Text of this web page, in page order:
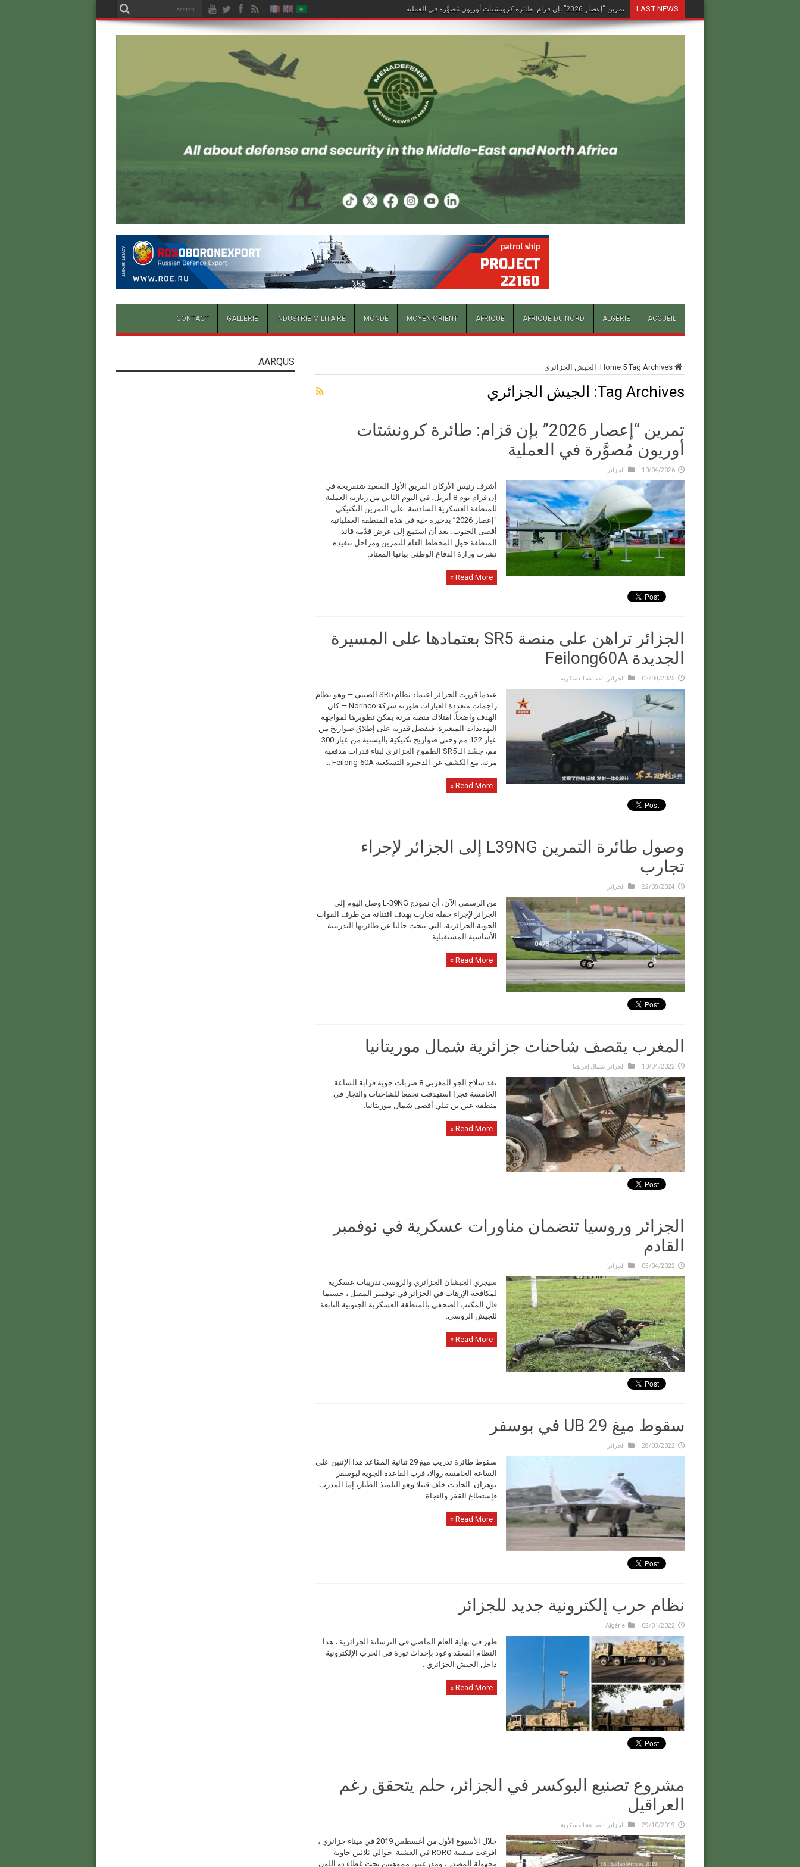
LAST NEWS تمرين “إعصار 2026” بإن قزام: طائرة كرونشتات أوريون مُصوَّرة في العملية
ACCUEIL
ALGÉRIE
AFRIQUE DU NORD
AFRIQUE
MOYEN-ORIENT
MONDE
INDUSTRIE MILITAIRE
GALLERIE
CONTACT
Home5Tag Archives: الجيش الجزائري
Tag Archives: الجيش الجزائري
تمرين “إعصار 2026” بإن قزام: طائرة كرونشتات
أوريون مُصوَّرة في العملية
10/04/2026 الجزائر
أشرف رئيس الأركان الفريق الأول السعيد شنقريحة في
إن قزام يوم 8 أبريل، في اليوم الثاني من زيارته العملية
للمنطقة العسكرية السادسة. على التمرين التكتيكي
“إعصار 2026” بذخيرة حية في هذه المنطقة العملياتية
أقصى الجنوب، بعد أن استمع إلى عرض قدّمه قائد
المنطقة حول المخطط العام للتمرين ومراحل تنفيذه.
نشرت وزارة الدفاع الوطني بيانها المعتاد.
Read More »
الجزائر تراهن على منصة SR5 بعتمادها على المسيرة
الجديدة Feilong60A
02/08/2025 الجزائر الصناعة العسكرية
عندما قررت الجزائر اعتماد نظام SR5 الصيني — وهو نظام
راجمات متعددة العيارات طورته شركة Norinco — كان
الهدف واضحاً: امتلاك منصة مرنة يمكن تطويرها لمواجهة
التهديدات المتغيرة. فبفضل قدرته على إطلاق صواريخ من
عيار 122 مم وحتى صواريخ تكتيكية باليستية من عيار 300
مم، جسّد الـ SR5 الطموح الجزائري لبناء قدرات مدفعية
مرنة. مع الكشف عن الذخيرة التسكعية Feilong‑60A ...
Read More »
وصول طائرة التمرين L39NG إلى الجزائر لإجراء
تجارب
22/08/2024 الجزائر
من الرسمي الآن، أن نموذج L-39NG وصل اليوم إلى
الجزائر لإجراء حملة تجارب بهدف اقتنائه من طرف القوات
الجوية الجزائرية، التي تبحث حاليا عن طائرتها التدريبية
الأساسية المستقبلية.
Read More »
المغرب يقصف شاحنات جزائرية شمال موريتانيا
10/04/2022 الجزائر ,شمال إفريقيا
نفذ سلاح الجو المغربي 8 ضربات جوية قرابة الساعة
الخامسة فجرا استهدفت تجمعا للشاحنات والتجار في
منطقة عين بن تيلي أقصى شمال موريتانيا.
Read More »
الجزائر وروسيا تنضمان مناورات عسكرية في نوفمبر
القادم
05/04/2022 الجزائر
سيجري الجيشان الجزائري والروسي تدريبات عسكرية
لمكافحة الإرهاب في الجزائر في نوفمبر المقبل ، حسبما
قال المكتب الصحفي بالمنطقة العسكرية الجنوبية التابعة
للجيش الروسي.
Read More »
سقوط ميغ 29 UB في بوسفر
28/03/2022 الجزائر
سقوط طائرة تدريب ميغ 29 ثنائية المقاعد هذا الإثنين على
الساعة الخامسة زوالا، قرب القاعدة الجوية لبوسفر
بوهران. الحادث خلف قتيلا وهو التلميذ الطيار، إما المدرب
فإستطاع القفز والنجاة.
Read More »
نظام حرب إلكترونية جديد للجزائر
02/01/2022
Algérie
ظهر في نهاية العام الماضي في الترسانة الجزائرية ، هذا
النظام المعقد وعود بإحداث ثورة في الحرب الإلكترونية
داخل الجيش الجزائري .
Read More »
مشروع تصنيع البوكسر في الجزائر، حلم يتحقق رغم
العراقيل
29/10/2019 الجزائر الصناعة العسكرية
خلال الأسبوع الأول من أغسطس 2019 في ميناء جزائري ،
افرغت سفينة RORO في العشية حوالي ثلاثين حاوية
مجهولة المصدر ، ومدرعتين مموهتين تحت غطاء ذو اللون
AARQUS